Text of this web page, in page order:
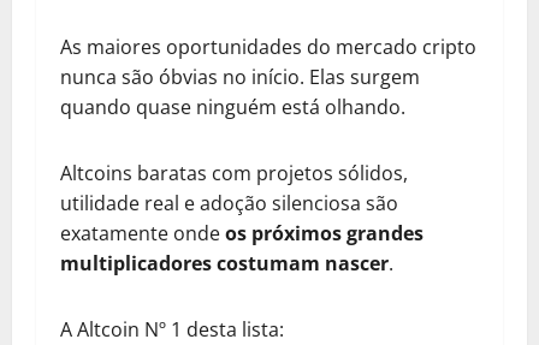
As maiores oportunidades do mercado cripto
nunca são óbvias no início. Elas surgem
quando quase ninguém está olhando.
Altcoins baratas com projetos sólidos,
utilidade real e adoção silenciosa são
exatamente ondeos próximos grandes
multiplicadores costumam nascer.
A Altcoin Nº 1 desta lista: